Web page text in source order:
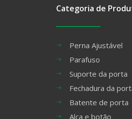
Categoria de
Perna Ajustável
Parafuso
Suporte da porta
Fechadura da
Batente de porta
Alça e botão